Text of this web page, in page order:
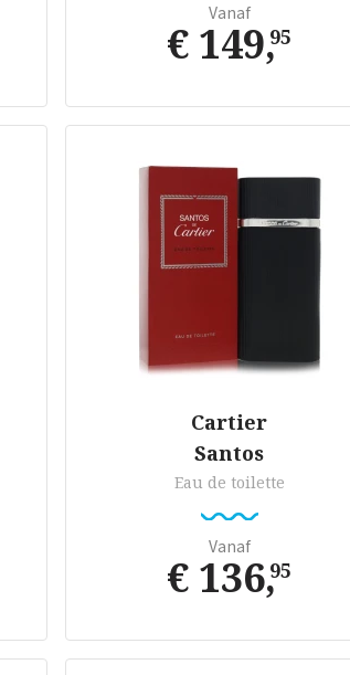
Vanaf
€ 149,95
Cartier
Santos
Eau de toilette
Vanaf
€ 136,95